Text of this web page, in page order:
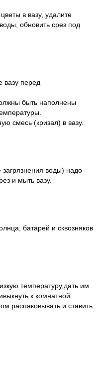
в вазу, удалите
обновить срез под
вазу перед
быть наполнены
смесь (кризал) в вазу.
воды) надо
и мыть вазу.
батарей и сквозняков
температуру,дать им
к комнатной
распаковывать и ставить